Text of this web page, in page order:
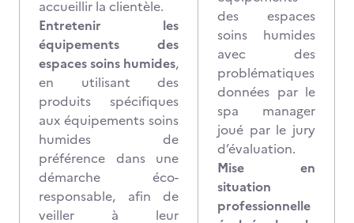
accueillir la clientèle.
Entretenir les
équipements des
espaces soins humides,
en utilisant des
produits spécifiques
aux équipements soins
humides de
préférence dans une
démarche éco-
responsable, afin de
veiller à leur
des espaces
soins humides
avec des
problématiques
données par le
spa manager
joué par le jury
d’évaluation.
Mise en
situation
professionnelle